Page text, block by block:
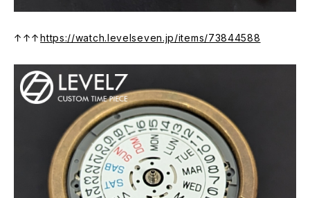
↑↑↑https://watch.levelseven.jp/items/73844588